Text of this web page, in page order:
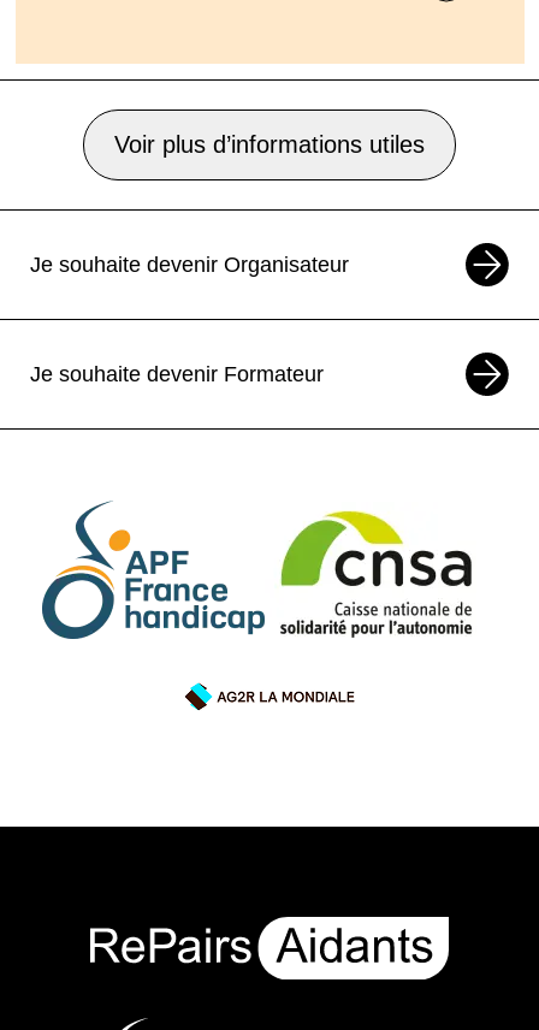
Voir plus d’informations utiles
Je souhaite devenir Organisateur
Je souhaite devenir Formateur